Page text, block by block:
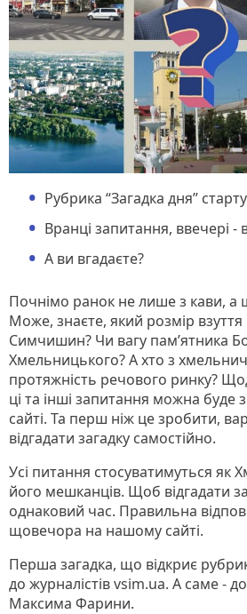
Рубрика “Загадка дня”
Вранці запитання, ввечері -
А ви вгадаєте?
Почнімо ранок не лише з кави, а
Може, знаєте, який розмір
Симчишин? Чи вагу пам’ятника
Хмельницького? А хто з
протяжність речового ринку?
ці та інші запитання можна
сайті. Та перш ніж це зробити,
відгадати загадку самостійно.
Усі питання стосуватимуться як
його мешканців. Щоб відгадати
однаковий час. Правильна
щовечора на нашому сайті.
Перша загадка, що відкриє
до журналістів vsim.ua. А саме -
Максима Фарини.